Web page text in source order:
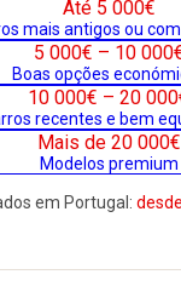
Até 5 000€
mais antigos ou
5 000€ – 10
Boas opções
10 000€ – 20
recentes e bem
Mais de 20 000€
Modelos premium
em Portugal: